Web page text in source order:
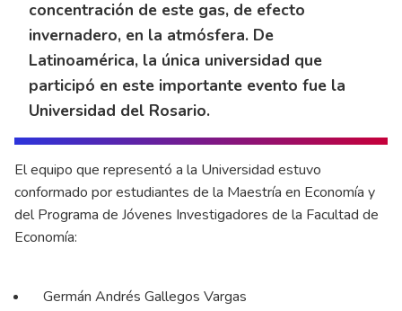
concentración de este gas, de efecto
invernadero, en la atmósfera. De
Latinoamérica, la única universidad que
participó en este importante evento fue la
Universidad del Rosario.
El equipo que representó a la Universidad estuvo
conformado por estudiantes de la Maestría en Economía y
delPrograma de Jóvenes Investigadores de la Facultad de
Economía:
Germán Andrés Gallegos Vargas